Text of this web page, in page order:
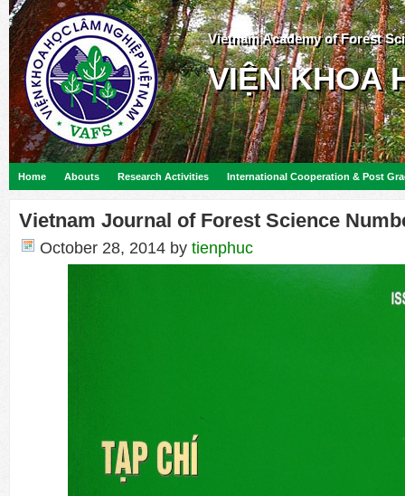
Vietnam Academy of Forest
VIỆN KHOA
Home Abouts Research Activities International Cooperation & Post
Vietnam Journal of Forest Science
October 28, 2014 by tienphuc